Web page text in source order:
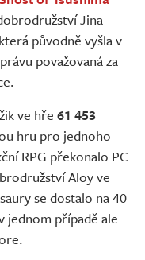
Jina
původně vyšla v
považovaná za
ve hře 61 453
hru pro jednoho
RPG překonalo PC
Aloy ve
se dostalo na 40
jednom případě ale